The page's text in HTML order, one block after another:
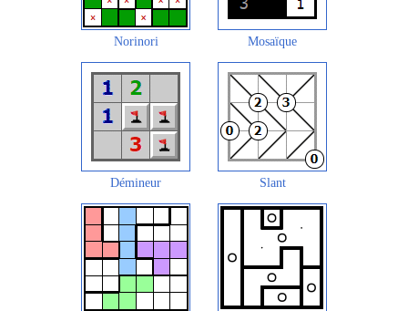
Norinori Mosaïque
Démineur Slant